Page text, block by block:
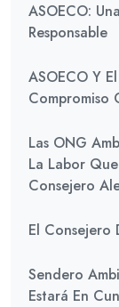
ASOECO:
Responsable
ASOECO Y
Compromiso
Las ONG
La Labor
Consejero
El Consejero
Sendero
Estará En